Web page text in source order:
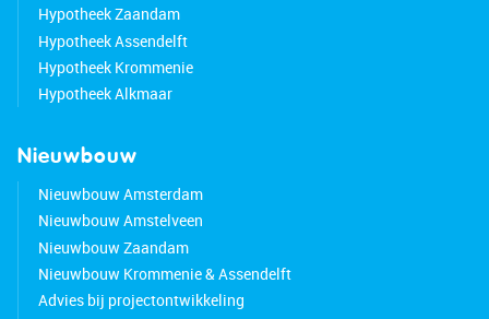
Hypotheek Zaandam
Hypotheek Assendelft
Hypotheek Krommenie
Hypotheek Alkmaar
Nieuwbouw
Nieuwbouw Amsterdam
Nieuwbouw Amstelveen
Nieuwbouw Zaandam
Nieuwbouw Krommenie & Assendelft
Advies bij projectontwikkeling